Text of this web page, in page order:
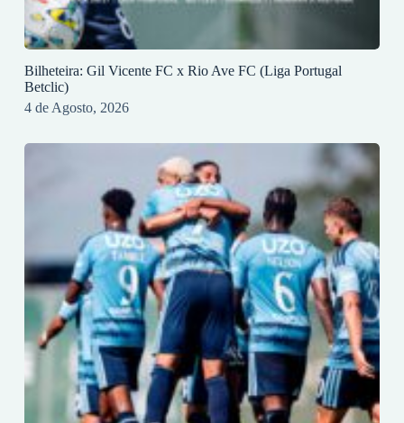
Bilheteira: Gil Vicente FC x Rio Ave FC (Liga Portugal
Betclic)
4 de Agosto, 2026